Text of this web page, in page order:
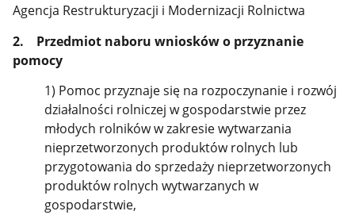
Agencja Restrukturyzacji i Modernizacji Rolnictwa
2. Przedmiot naboru wniosków o przyznanie
pomocy
1) Pomoc przyznaje się na rozpoczynanie i rozwój
działalności rolniczej w gospodarstwie przez
młodych rolników w zakresie wytwarzania
nieprzetworzonych produktów rolnych lub
przygotowania do sprzedaży nieprzetworzonych
produktów rolnych wytwarzanych w
gospodarstwie,